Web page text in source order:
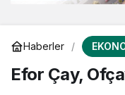
Haberler
Efor Çay,